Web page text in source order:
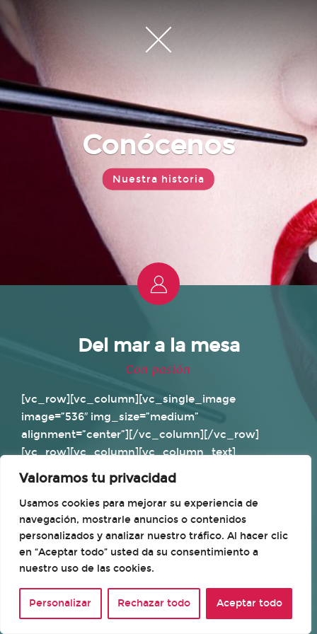
Valoramos tu privacidad
Usamos cookies para mejorar su experiencia de
navegación, mostrarle anuncios o contenidos
personalizados y analizar nuestro tráfico. Al hacer clic
en “Aceptar todo” usted da su consentimiento a
nuestro uso de las cookies.
Personalizar Rechazar todo Aceptar todo
Conócenos
Nuestra historia
Del mar a la mesa
Con pasión
[vc_row][vc_column][vc_single_image
image=”536″ img_size=”medium”
alignment=”center”][/vc_column][/vc_row]
[vc_row][vc_column][vc_column_text]
Cal Yang es más que un restaurante: es un
homenaje a la cocina asiática auténtica, hecha con
respeto, tiempo y pasión. Desde 2007, en Vilassar
de Mar, nos dedicamos a ofrecer una propuesta
gastronómica basada en recetas tradicionales,
elaboradas con productos frescos, de temporada y
de proximidad.
[/vc_column_text][vc_column_text]